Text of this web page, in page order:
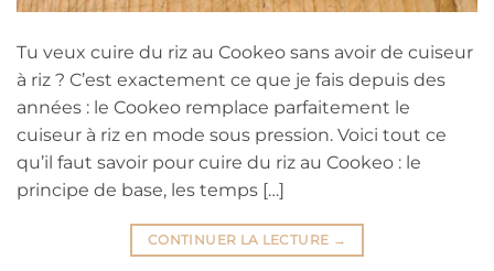
Tu veux cuire du riz au Cookeo sans avoir de cuiseur
à riz ? C’est exactement ce que je fais depuis des
années : le Cookeo remplace parfaitement le
cuiseur à riz en mode sous pression. Voici tout ce
qu’il faut savoir pour cuire du riz au Cookeo : le
principe de base, les temps […]
CONTINUER LA LECTURE →